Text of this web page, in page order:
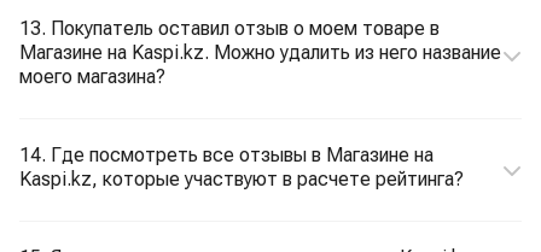
13. Покупатель оставил отзыв о моем товаре в
Магазине на Kaspi.kz. Можно удалить из него название
моего магазина?
14. Где посмотреть все отзывы в Магазине на
Kaspi.kz, которые участвуют в расчете рейтинга?